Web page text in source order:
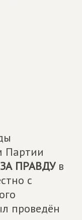
Партии
ПРАВДУв
с
проведён